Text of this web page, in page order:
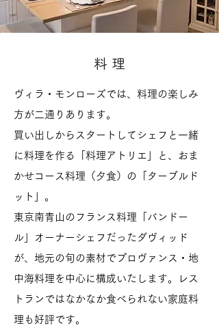
料 理
ヴィラ・モンローズでは、料理の楽しみ
方が二通りあります。
買い出しからスタートしてシェフと一緒
に料理を作る「料理アトリエ」と、おま
かせコース料理（夕食）の「ターブルド
ット」。
東京南青山のフランス料理「バンドー
ル」オーナーシェフだったダヴィッド
が、地元の旬の素材でプロヴァンス・地
中海料理を中心に構成いたします。レス
トランではなかなか食べられない家庭料
理も好評です。